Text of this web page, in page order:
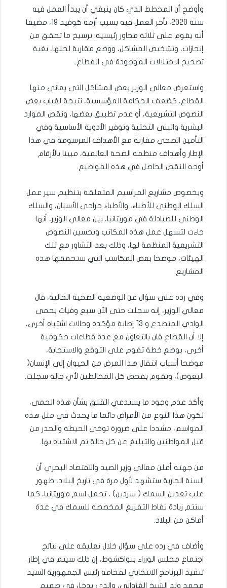
وأوضح أن المخطط الذي كان ينبغي أن يبدأ العمل فيه
سنة 2020، تأخر العمل فيه بسبب أزمة كوفيد 19، مضيفا
أنه يقوم على ثلاثة محاور رئيسية: ترسيخ ما تحقق من
إنجازات، وتشخيص المشاكل، ووضع مقاربة لحلها، بغية
تصحيح الاختلالات الموجودة في القطاع.
واستعرض معالي الوزير بعض المشاكل التي يعاني منها
القطاع، كضعف الحكامة المؤسسية، نتيجة لغياب بعض
النصوص التشريعية، أو عدم تطبيق بعضها، ونقص الموارد
البشرية والبنى التحتية وتوفير الأدوية الأساسية وفي
التأمين الصحي مقارنة مع الأهداف المرسومة في هذا
الإطار وأهداف منظمة الصحة العالمية، مبينا بالأرقام
أوجه النقص الحاصل في هذه المواضيع.
وبخصوص مشاريع المراسيم المتعلقة بتنظيم سير عمل
السلك الوطني للأطباء، والأطباء جراحي الأسنان، والسلك
الوطني للصيادلة في موريتانيا، بين معالي الوزير، أنها
جاءت لتسهل عمل هذه المكاتب وتحسين النصوص
التشريعية المنظمة لها، وذلك بعد التشاور مع تلك
الهيئات، موضحا بعض المكاسب التي ستحققها هذه
المشاريع.
وفي رده على سؤال عن الوضعية الصحية الحالية، قال
معالي الوزير، إنه سجلت حتى الآن سبع وفيات بحمى
الوادي المتصدع و 13 إصابة مؤكدة وحالات اشتباه أخرى،
إلا أن القطاع قان بالتعاون مع عدة قطاعات حكومية
أخرى، بوضع خطة تقوم على التوقع والاستجابة،
موضحا أسباب انتقال هذا المرض من الحيوان إلى الإنسان(
البعوض)، وتقوم بفحص كل المخالطين لأي حالة سجلت.
وأكد عدم وجود ما يستدعي القلق بشأن هذه الحمى،
لكون هذا النوع من الأمراض دائما ما يحدث في مثل هذه
المواسم، مشددا على ضرورة توخي الحيطة والحذر من
قبل المواطنين والتبليغ عن كل حالة تم الاشتباه بها.
من جهته أعلن معالي وزير الصيد والاقتصاد البحري أن
السنة الجارية ستشهد لأول مرة في تاريخ البلاد، ظهور
علب تعدين السمك ( سردين) ، تحمل اسم موريتانيا، كما
ستتم زيادة نقاط التفريغ المخصصة للسمك في عدة
أماكن من البلاد.
وأضاف في رده على سؤال خلال تعليقه على نتائج
اجتماع مجلس الوزراء بنواكشوط، إن ذلك سيتم في إطار
تنفيذ البرنامج الانتخابي لفخامة رئيس الجمهورية السيد
محمد ولد الشيخ الغزواني، والذي يدخل في صميم